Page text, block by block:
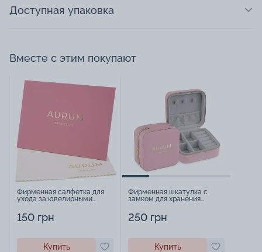
Доступная упаковка
Вместе с этим покупают
Фирменная салфетка для
ухода за ювелирными
150 грн
Купить
Фирменная шкатулка с
замком для хранения
250 грн
Купить